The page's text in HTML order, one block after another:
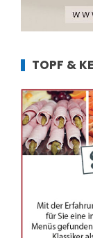
TOPF &